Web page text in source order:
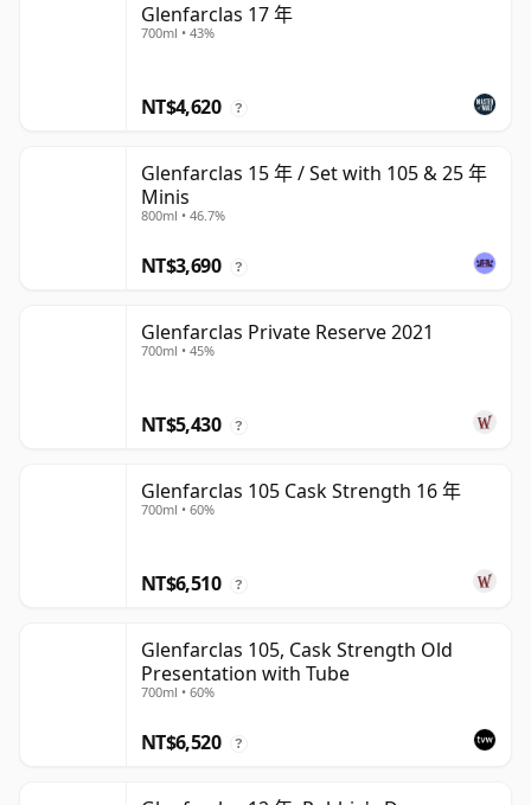
Glenfarclas 17 年
700ml • 43%
NT$4,620 ?
Glenfarclas 15 年 / Set with 105 & 25 年
Minis
800ml • 46.7%
NT$3,690 ?
Glenfarclas Private Reserve 2021
700ml • 45%
NT$5,430 ?
Glenfarclas 105 Cask Strength 16 年
700ml • 60%
NT$6,510 ?
Glenfarclas 105, Cask Strength Old
Presentation with Tube
700ml • 60%
NT$6,520 ?